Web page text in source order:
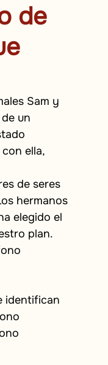
de
Sam y
un
ella,
de seres
hermanos
elegido el
plan.
identifican